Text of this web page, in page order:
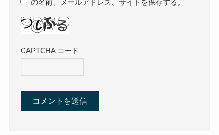
の名前、メールアドレス、サイトを保存する。
CAPTCHA コード